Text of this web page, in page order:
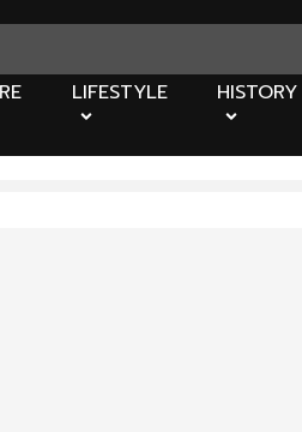
LIFESTYLE HISTORY